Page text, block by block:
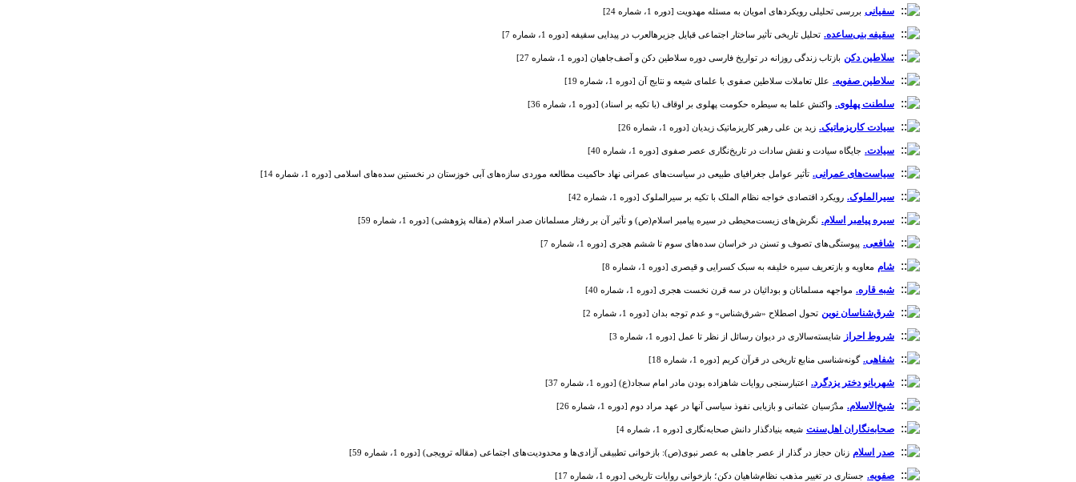
سفیانی بررسی تحلیلی رویکردهای امویان به مسئله مهدویت [دوره 1، شماره 24]
سقیفه بنی‌ساعده. تحلیل تاریخی تأثیر ساختار اجتماعی قبایل جزیرهالعرب در پیدایی سقیفه [دوره 1، شماره 7]
سلاطین دکن بازتاب زندگی روزانه در تواریخ فارسی دوره سلاطین دکن و آصف‌جاهیان [دوره 1، شماره 27]
سلاطین صفویه. علل تعاملات سلاطین صفوی با علمای شیعه و نتایج آن [دوره 1، شماره 19]
سلطنت پهلوی. واکنش علما به سیطره حکومت پهلوی بر اوقاف (با تکیه بر اسناد) [دوره 1، شماره 36]
سیادت کاریزماتیک. زید بن علی رهبر کاریزماتیک زیدیان [دوره 1، شماره 26]
سیادت. جایگاه سیادت و نقش سادات در تاریخ‌نگاری عصر صفوی [دوره 1، شماره 40]
سیاست‌های عمرانی. تأثیر عوامل جغرافیای طبیعی در سیاست‌های عمرانی نهاد حاکمیت مطالعه موردی سازه‌های آبی خوزستان در نخستین سده‌های اسلامی [دوره 1، شماره 14]
سیرالملوک. رویکرد اقتصادی خواجه نظام الملک با تکیه بر سیرالملوک [دوره 1، شماره 42]
سیره پیامبر اسلام. نگرش‌های زیست‌محیطی در سیره پیامبر اسلام(ص) و تأثیر آن بر رفتار مسلمانان صدر اسلام (مقاله پژوهشی) [دوره 1، شماره 59]
شافعی. پیوستگی‌های تصوف و تسنن در خراسان سده‌های سوم تا ششم هجری [دوره 1، شماره 7]
شام معاویه و بازتعریف سیره خلیفه به سبک کسرایی و قیصری [دوره 1، شماره 8]
شبه قاره. مواجهه مسلمانان و بودائیان در سه قرن نخست هجری [دوره 1، شماره 40]
شرق‌شناسان نوین تحول اصطلاح «شرق‌شناس» و عدم توجه بدان [دوره 1، شماره 2]
شروط احراز شایسته‌سالاری در دیوان رسائل از نظر تا عمل [دوره 1، شماره 3]
شفاهی. گونه‌شناسی منابع تاریخی در قرآن کریم [دوره 1، شماره 18]
شهربانو دختر یزدگرد. اعتبارسنجی روایات شاهزاده بودن مادر امام سجاد(ع) [دوره 1، شماره 37]
شیخ‌الاسلام. مدْرَسیان عثمانی و بازیابی نفوذ سیاسی آنها در عهد مراد دوم [دوره 1، شماره 26]
صحابه‌نگاران اهل‌سنت شیعه بنیادگذار دانش صحابه‌نگاری [دوره 1، شماره 4]
صدر اسلام زنان حجاز در گذار از عصر جاهلی به عصر نبوی(ص): بازخوانی تطبیقی آزادی‌ها و محدودیت‌های اجتماعی (مقاله ترویجی) [دوره 1، شماره 59]
صفویه. جستاری در تغییر مذهب نظام‌شاهیان دکن؛ بازخوانی روایات تاریخی [دوره 1، شماره 17]